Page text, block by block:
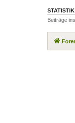
STATISTIK
Beiträge